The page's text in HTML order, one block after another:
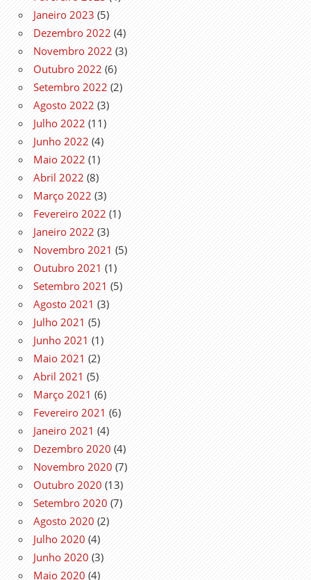
Janeiro 2023 (5)
Dezembro 2022 (4)
Novembro 2022 (3)
Outubro 2022 (6)
Setembro 2022 (2)
Agosto 2022 (3)
Julho 2022 (11)
Junho 2022 (4)
Maio 2022 (1)
Abril 2022 (8)
Março 2022 (3)
Fevereiro 2022 (1)
Janeiro 2022 (3)
Novembro 2021 (5)
Outubro 2021 (1)
Setembro 2021 (5)
Agosto 2021 (3)
Julho 2021 (5)
Junho 2021 (1)
Maio 2021 (2)
Abril 2021 (5)
Março 2021 (6)
Fevereiro 2021 (6)
Janeiro 2021 (4)
Dezembro 2020 (4)
Novembro 2020 (7)
Outubro 2020 (13)
Setembro 2020 (7)
Agosto 2020 (2)
Julho 2020 (4)
Junho 2020 (3)
Maio 2020 (4)